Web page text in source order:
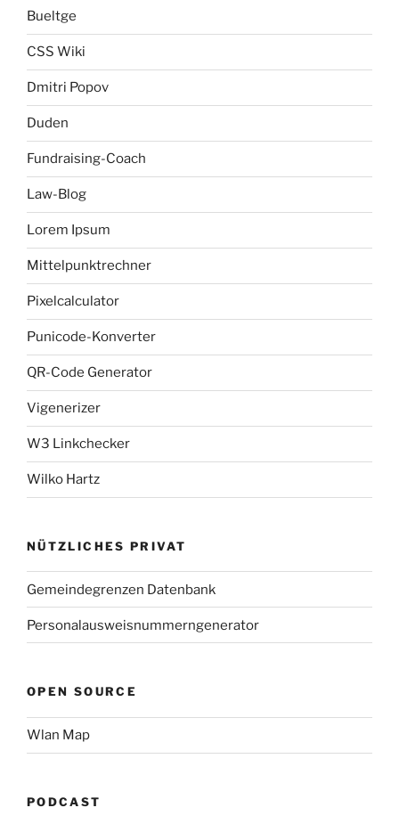
Bueltge
CSS Wiki
Dmitri Popov
Duden
Fundraising-Coach
Law-Blog
Lorem Ipsum
Mittelpunktrechner
Pixelcalculator
Punicode-Konverter
QR-Code Generator
Vigenerizer
W3 Linkchecker
Wilko Hartz
NÜTZLICHES PRIVAT
Gemeindegrenzen Datenbank
Personalausweisnummerngenerator
OPEN SOURCE
Wlan Map
PODCAST